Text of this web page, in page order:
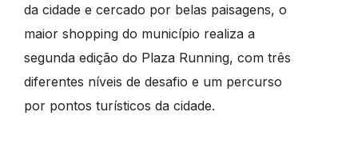
da cidade e cercado por belas paisagens, o
maior shopping do município realiza a
segunda edição do Plaza Running, com três
diferentes níveis de desafio e um percurso
por pontos turísticos da cidade.